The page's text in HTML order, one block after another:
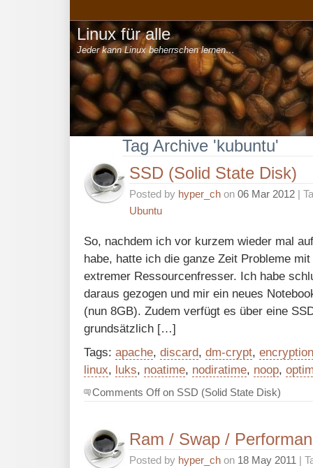
Linux für alle
Jeder kann Linux beherrschen lernen…
Tag Archive 'kubuntu'
SSD (Solid State Disk)
Posted by hyper_ch on 06 Mar 2012 |
Ubuntu
So, nachdem ich vor kurzem wieder mal
habe, hatte ich die ganze Zeit Probleme
extremer Ressourcenfresser. Ich habe
daraus gezogen und mir ein neues
(nun 8GB). Zudem verfügt es über eine
grundsätzlich […]
Tags: apache, discard, dm-crypt, encryption
linux, luks, noatime, nodiratime, noop,
Comments Offon SSD (Solid State Disk)
Ram / Swap /
Posted by hyper_ch on 18 May 2011 |